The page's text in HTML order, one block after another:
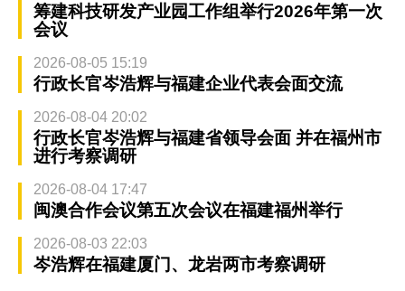
筹建科技研发产业园工作组举行2026年第一次
会议
2026-08-05 15:19
行政长官岑浩辉与福建企业代表会面交流
2026-08-04 20:02
行政长官岑浩辉与福建省领导会面 并在福州市
进行考察调研
2026-08-04 17:47
闽澳合作会议第五次会议在福建福州举行
2026-08-03 22:03
岑浩辉在福建厦门、龙岩两市考察调研